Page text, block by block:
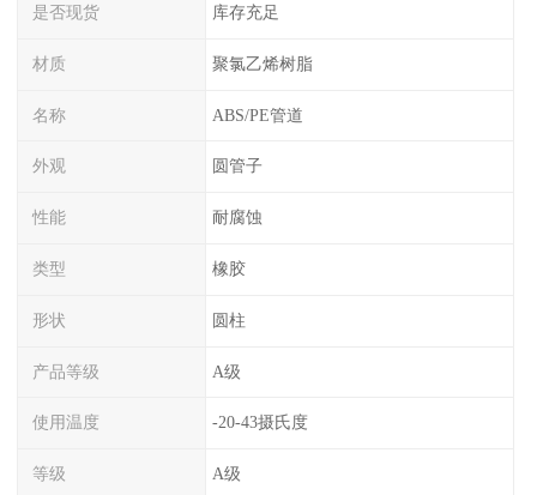
是否现货 库存充足
材质 聚氯乙烯树脂
名称 ABS/PE管道
外观 圆管子
性能 耐腐蚀
类型 橡胶
形状 圆柱
产品等级 A级
使用温度 -20-43摄氏度
等级 A级